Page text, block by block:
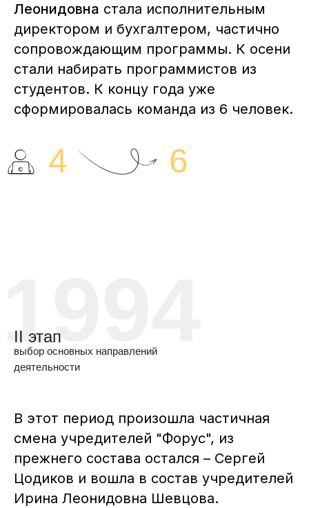
Леонидовна стала исполнительным
директором и бухгалтером, частично
сопровождающим программы. К осени
стали набирать программистов из
студентов. К концу года уже
сформировалась команда из 6 человек.
6
4
1994
II этап
выбор основных направлений
деятельности
В этот период произошла частичная
смена учредителей "Форус", из
прежнего состава остался – Сергей
Цодиков и вошла в состав учредителей
Ирина Леонидовна Шевцова.